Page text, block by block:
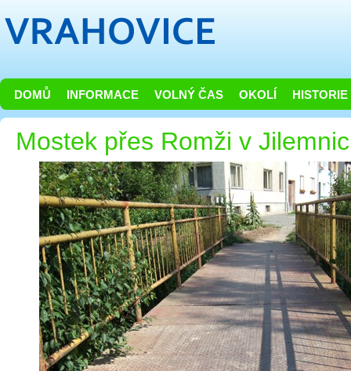
DOMŮ INFORMACE VOLNÝ ČAS OKOLÍ HISTORIE
Mostek přes Romži v